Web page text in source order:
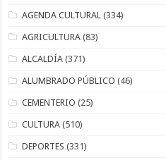
AGENDA CULTURAL (334)
AGRICULTURA (83)
ALCALDÍA (371)
ALUMBRADO PÚBLICO (46)
CEMENTERIO (25)
CULTURA (510)
DEPORTES (331)